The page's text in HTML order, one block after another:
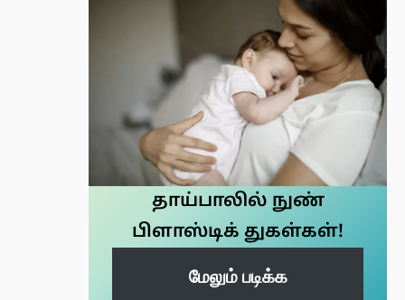
தாய்பாலில் நுண்
பிளாஸ்டிக் துகள்கள்!
மேலும் படிக்க